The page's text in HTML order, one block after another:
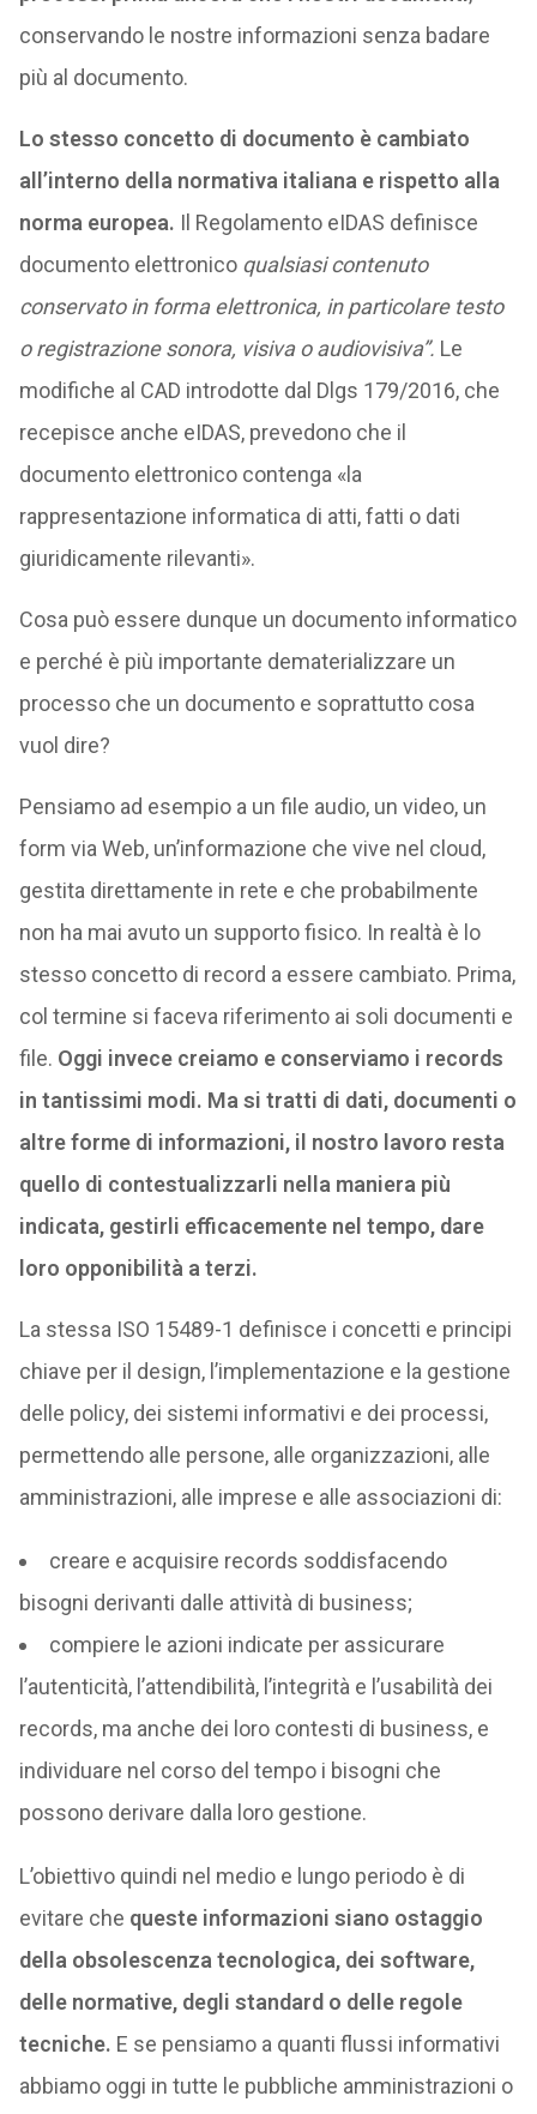
conservando le nostre informazioni senza badare
più al documento.
Lo stesso concetto di documento è cambiato
all’interno della normativa italiana e rispetto alla
norma europea. Il Regolamento eIDAS definisce
documento elettronicoqualsiasi contenuto
conservato in forma elettronica, in particolare testo
o registrazione sonora, visiva o audiovisiva”. Le
modifiche al CAD introdotte dal Dlgs 179/2016, che
recepisce anche eIDAS, prevedono che il
documento elettronico contenga «la
rappresentazione informatica di atti, fatti o dati
giuridicamente rilevanti».
Cosa può essere dunque un documento informatico
e perché è più importante dematerializzare un
processo che un documento e soprattutto cosa
vuol dire?
Pensiamo ad esempio a un file audio, un video, un
form via Web, un’informazione che vive nel cloud,
gestita direttamente in rete e che probabilmente
non ha mai avuto un supporto fisico. In realtà è lo
stesso concetto di record a essere cambiato. Prima,
col termine si faceva riferimento ai soli documenti e
file. Oggi invece creiamo e conserviamo i records
in tantissimi modi. Ma si tratti di dati, documenti o
altre forme di informazioni, il nostro lavoro resta
quello di contestualizzarli nella maniera più
indicata, gestirli efficacemente nel tempo, dare
loro opponibilità a terzi.
La stessa ISO 15489-1 definisce i concetti e principi
chiave per il design, l’implementazione e la gestione
delle policy, dei sistemi informativi e dei processi,
permettendo alle persone, alle organizzazioni, alle
amministrazioni, alle imprese e alle associazioni di:
creare e acquisire records soddisfacendo
bisogni derivanti dalle attività di business;
compiere le azioni indicate per assicurare
l’autenticità, l’attendibilità, l’integrità e l’usabilità dei
records, ma anche dei loro contesti di business, e
individuare nel corso del tempo i bisogni che
possono derivare dalla loro gestione.
L’obiettivo quindi nel medio e lungo periodo è di
evitare che queste informazioni siano ostaggio
della obsolescenza tecnologica, dei software,
delle normative, degli standard o delle regole
tecniche. E se pensiamo a quanti flussi informativi
abbiamo oggi in tutte le pubbliche amministrazioni o